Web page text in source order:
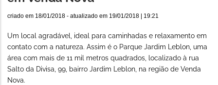
criado em 18/01/2018 - atualizado em 19/01/2018 | 19:21
Um local agradável, ideal para caminhadas e relaxamento em
contato com a natureza. Assim é o Parque Jardim Leblon, uma
área com mais de 11 mil metros quadrados, localizado à rua
Salto da Divisa, 99, bairro Jardim Leblon, na região de Venda
Nova.